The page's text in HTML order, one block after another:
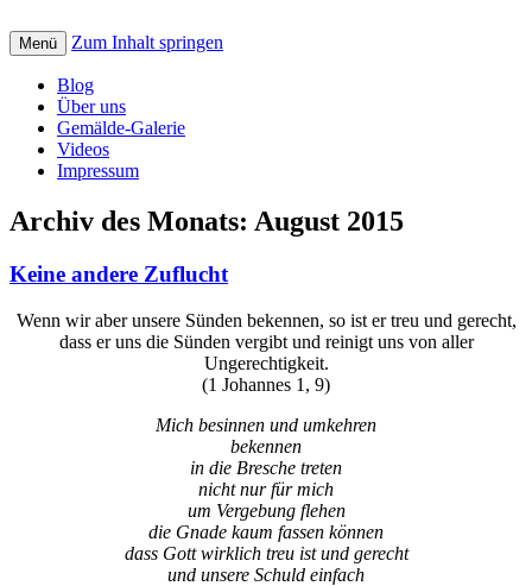
St. Petrus Kreativ
Creative art for God: Bilder, Musik, Texte
und Videos mit christlicher Botschaft
Menü Zum Inhalt springen
Blog
Über uns
Gemälde-Galerie
Videos
Impressum
Archiv des Monats: August 2015
Keine andere Zuflucht
Wenn wir aber unsere Sünden bekennen, so ist er treu und gerecht,
dass er uns die Sünden vergibt und reinigt uns von aller
Ungerechtigkeit.
(1 Johannes 1, 9)
Mich besinnen und umkehren
bekennen
in die Bresche treten
nicht nur für mich
um Vergebung flehen
die Gnade kaum fassen können
dass Gott wirklich treu ist und gerecht
und unsere Schuld einfach